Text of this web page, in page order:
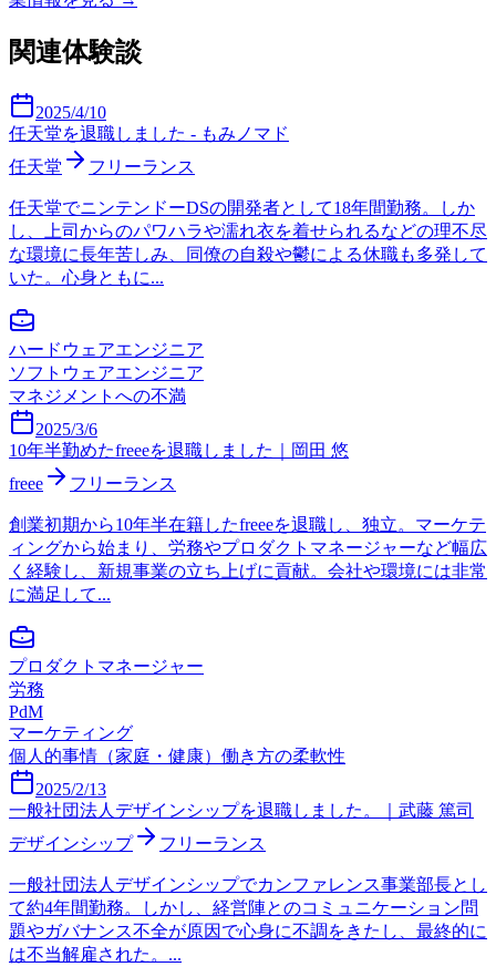
関連体験談
2025/4/10
任天堂を退職しました - もみノマド
任天堂
フリーランス
任天堂でニンテンドーDSの開発者として18年間勤務。しか
し、上司からのパワハラや濡れ衣を着せられるなどの理不尽
な環境に長年苦しみ、同僚の自殺や鬱による休職も多発して
いた。心身ともに...
ハードウェアエンジニア
ソフトウェアエンジニア
マネジメントへの不満
2025/3/6
10年半勤めたfreeeを退職しました｜岡田 悠
freee
フリーランス
創業初期から10年半在籍したfreeeを退職し、独立。マーケテ
ィングから始まり、労務やプロダクトマネージャーなど幅広
く経験し、新規事業の立ち上げに貢献。会社や環境には非常
に満足して...
プロダクトマネージャー
労務
PdM
マーケティング
個人的事情（家庭・健康） 働き方の柔軟性
2025/2/13
一般社団法人デザインシップを退職しました。｜武藤 篤司
デザインシップ
フリーランス
一般社団法人デザインシップでカンファレンス事業部長とし
て約4年間勤務。しかし、経営陣とのコミュニケーション問
題やガバナンス不全が原因で心身に不調をきたし、最終的に
は不当解雇された。...